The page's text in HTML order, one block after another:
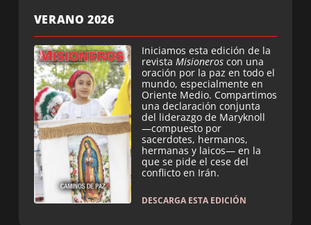
VERANO 2026
Iniciamos esta edición de la
revista Misioneros con una
oración por la paz en todo el
mundo, especialmente en
Oriente Medio. Compartimos
una declaración conjunta
del liderazgo de Maryknoll
—compuesto por
sacerdotes, hermanos,
hermanas y laicos— en la
que se pide el cese del
conflicto en Irán.
DESCARGA ESTA EDICIÓN